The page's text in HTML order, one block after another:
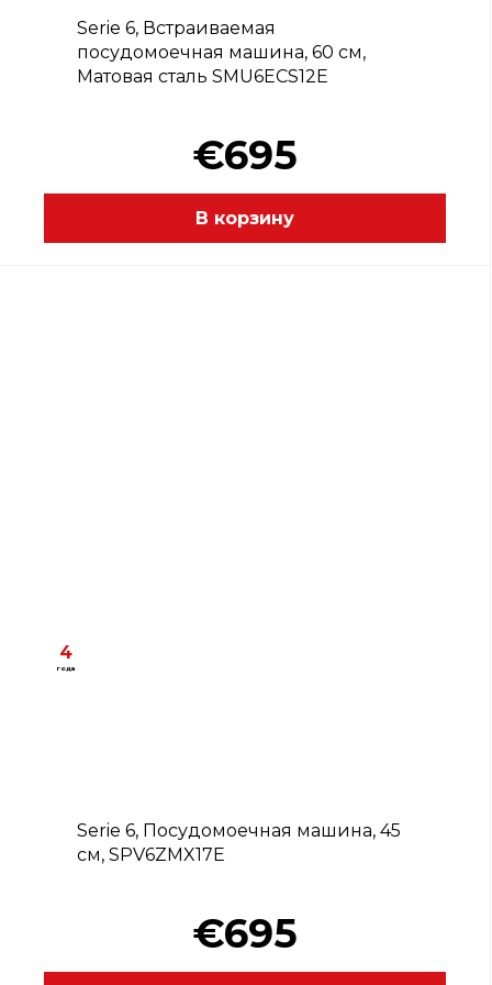
Serie 6, Встраиваемая
посудомоечная машина, 60 см,
Матовая сталь SMU6ECS12E
€695
В корзину
4
года
Serie 6, Посудомоечная машина, 45
см, SPV6ZMX17E
€695